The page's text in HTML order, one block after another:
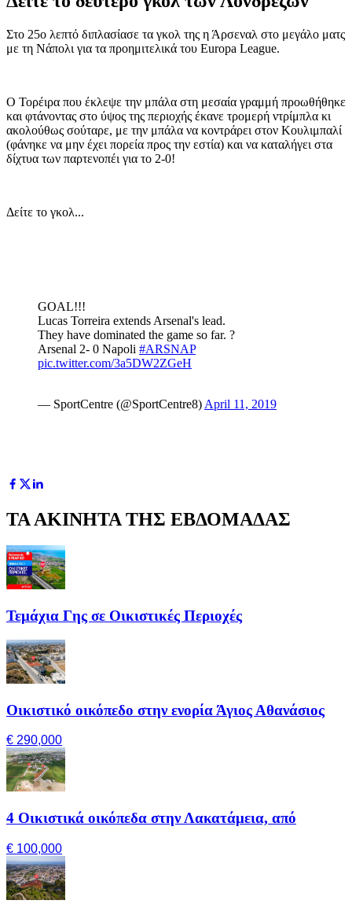
Στο 25ο λεπτό διπλασίασε τα γκολ της η Άρσεναλ στο μεγάλο ματς
με τη Νάπολι για τα προημιτελικά του Europa League.
Ο Τορέιρα που έκλεψε την μπάλα στη μεσαία γραμμή προωθήθηκε
και φτάνοντας στο ύψος της περιοχής έκανε τρομερή ντρίμπλα κι
ακολούθως σούταρε, με την μπάλα να κοντράρει στον Κουλιμπαλί
(φάνηκε να μην έχει πορεία προς την εστία) και να καταλήγει στα
δίχτυα των παρτενοπέι για το 2-0!
Δείτε το γκολ...
GOAL!!!
Lucas Torreira extends Arsenal's lead.
They have dominated the game so far. ?
Arsenal 2- 0 Napoli #ARSNAP
pic.twitter.com/3a5DW2ZGeH
— SportCentre (@SportCentre8) April 11, 2019
ΤΑ ΑΚΙΝΗΤΑ ΤΗΣ ΕΒΔΟΜΑΔΑΣ
Τεμάχια Γης σε Οικιστικές Περιοχές
Οικιστικό οικόπεδο στην ενορία Άγιος Αθανάσιος
€ 290,000
4 Οικιστικά οικόπεδα στην Λακατάμεια, από
€ 100,000